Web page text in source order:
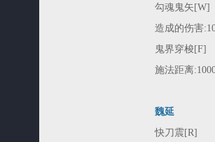
勾魂鬼矢[W]
造成的伤害
鬼界穿梭[F]
施法距离
魏延
快刀震[R]